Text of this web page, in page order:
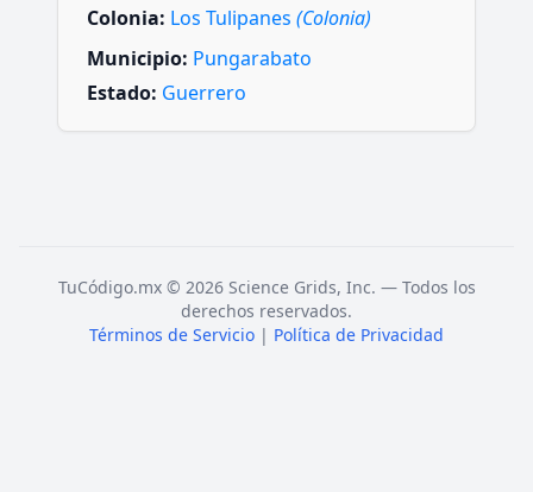
Colonia: Los Tulipanes (Colonia)
Municipio: Pungarabato
Estado: Guerrero
TuCódigo.mx © 2026 Science Grids, Inc. — Todos los
derechos reservados.
Términos de Servicio | Política de Privacidad